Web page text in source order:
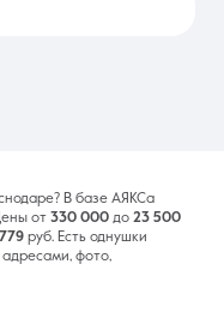
В базе АЯКСа
от 330 000 до 23 500
779 руб. Есть однушки
фото,